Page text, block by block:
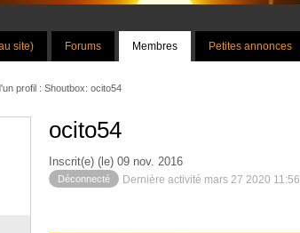
site) Forums Membres Petites annonces
profil : Shoutbox: ocito54
ocito54
Inscrit(e) (le) 09 nov. 2016
Déconnecté Dernière activité mars 27 2020 11:56